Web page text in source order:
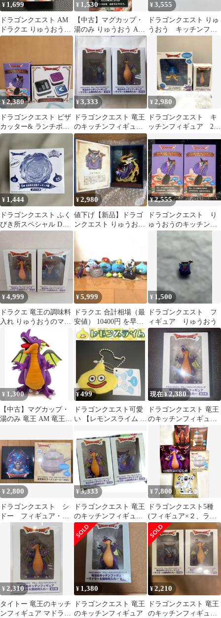
¥1,699
ドラゴンクエスト AM
ドラクエ りゅうおうの
キッチ フィギュア ピ
¥ 1,530
【中古】マグカップ・
湯のみ りゅうおう AM
りゅうおうのキッチン
フィギュア ～ピザカッ
ター～ 「ドラゴンクエ
スト」
¥3,555
ドラゴンクエスト りゅ
うおう キッチンフィ
¥2,380
ドラゴンクエスト ピザ
カッター& ランチボッ
クス セット
¥3,333
ドラゴンクエスト 竜王
のキッチンフィギュア
全2種セット
¥2,980
ドラゴンクエスト キ
ッチンフィギュア 2種
¥ 1,444
ドラゴンクエスト ふく
びき所スペシャル D賞
おおきな立体クッキン
¥2,980
値下げ【新品】ドラゴ
ンクエスト りゅうおう
フィギュア
¥2,555
ドラゴンクエスト り
ゅうおうのキッチンフ
ー 2個セット
¥4,999
ドラクエ 竜王の調味料
入れ りゅうおうのマド
ラー 竜王のキッチンフ
ィギュア
¥5,999
ドラクエ 合計相場（最
安値） 10400円 を早く
売り切りたいため4400
円引き
¥ 1,500
ドラゴンクエスト フ
ィギュア りゅうおう
¥ 1,300
【中古】マグカップ・
湯のみ 竜王 AM 竜王の
～ 「ドラゴンクエス
ト」
¥499
ドラゴンクエスト可愛
い 【レモンスライム 】
ルダー
現在 ¥2,380
ドラゴンクエスト 竜王
のキッチンフィギュア
マドラー＆調味料入れ
¥ 2,800
ドラゴンクエスト シ
ドー フィギュア・ラ
ーメンメーカー
¥3,333
ドラゴンクエスト 竜王
のキッチンフィギュ
ア マドラー&調味料
入れ
¥ 7,800
ドラゴンクエスト5種
(フィギュア×２、ラー
メンメーカー、ティッ
シュケース、他)
¥2,310
タイトー 竜王のキッチ
ンフィギュア マドラー
¥ 1,380
ドラゴンクエスト 竜王
のキッチンフィギュア
¥2,210
ドラゴンクエスト 竜王
のキッチンフィギュア